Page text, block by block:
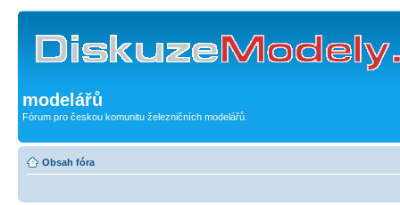
modelářů
Fórum pro českou komunitu železničních modelářů.
Obsah fóra